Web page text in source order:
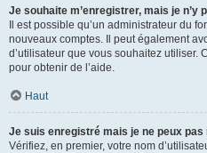
Je souhaite m’enregistrer, mais je n’y
Il est possible qu’un administrateur du
nouveaux comptes. Il peut également
d’utilisateur que vous souhaitez utiliser.
pour obtenir de l’aide.
Haut
Je suis enregistré mais je ne peux pas
Vérifiez, en premier, votre nom